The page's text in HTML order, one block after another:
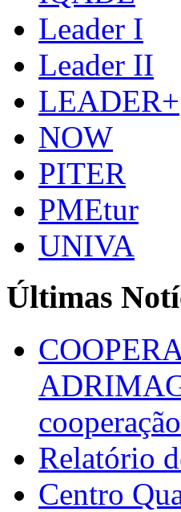
Leader I
Leader II
LEADER+
NOW
PITER
PMEtur
UNIVA
Últimas
Relatório
Centro